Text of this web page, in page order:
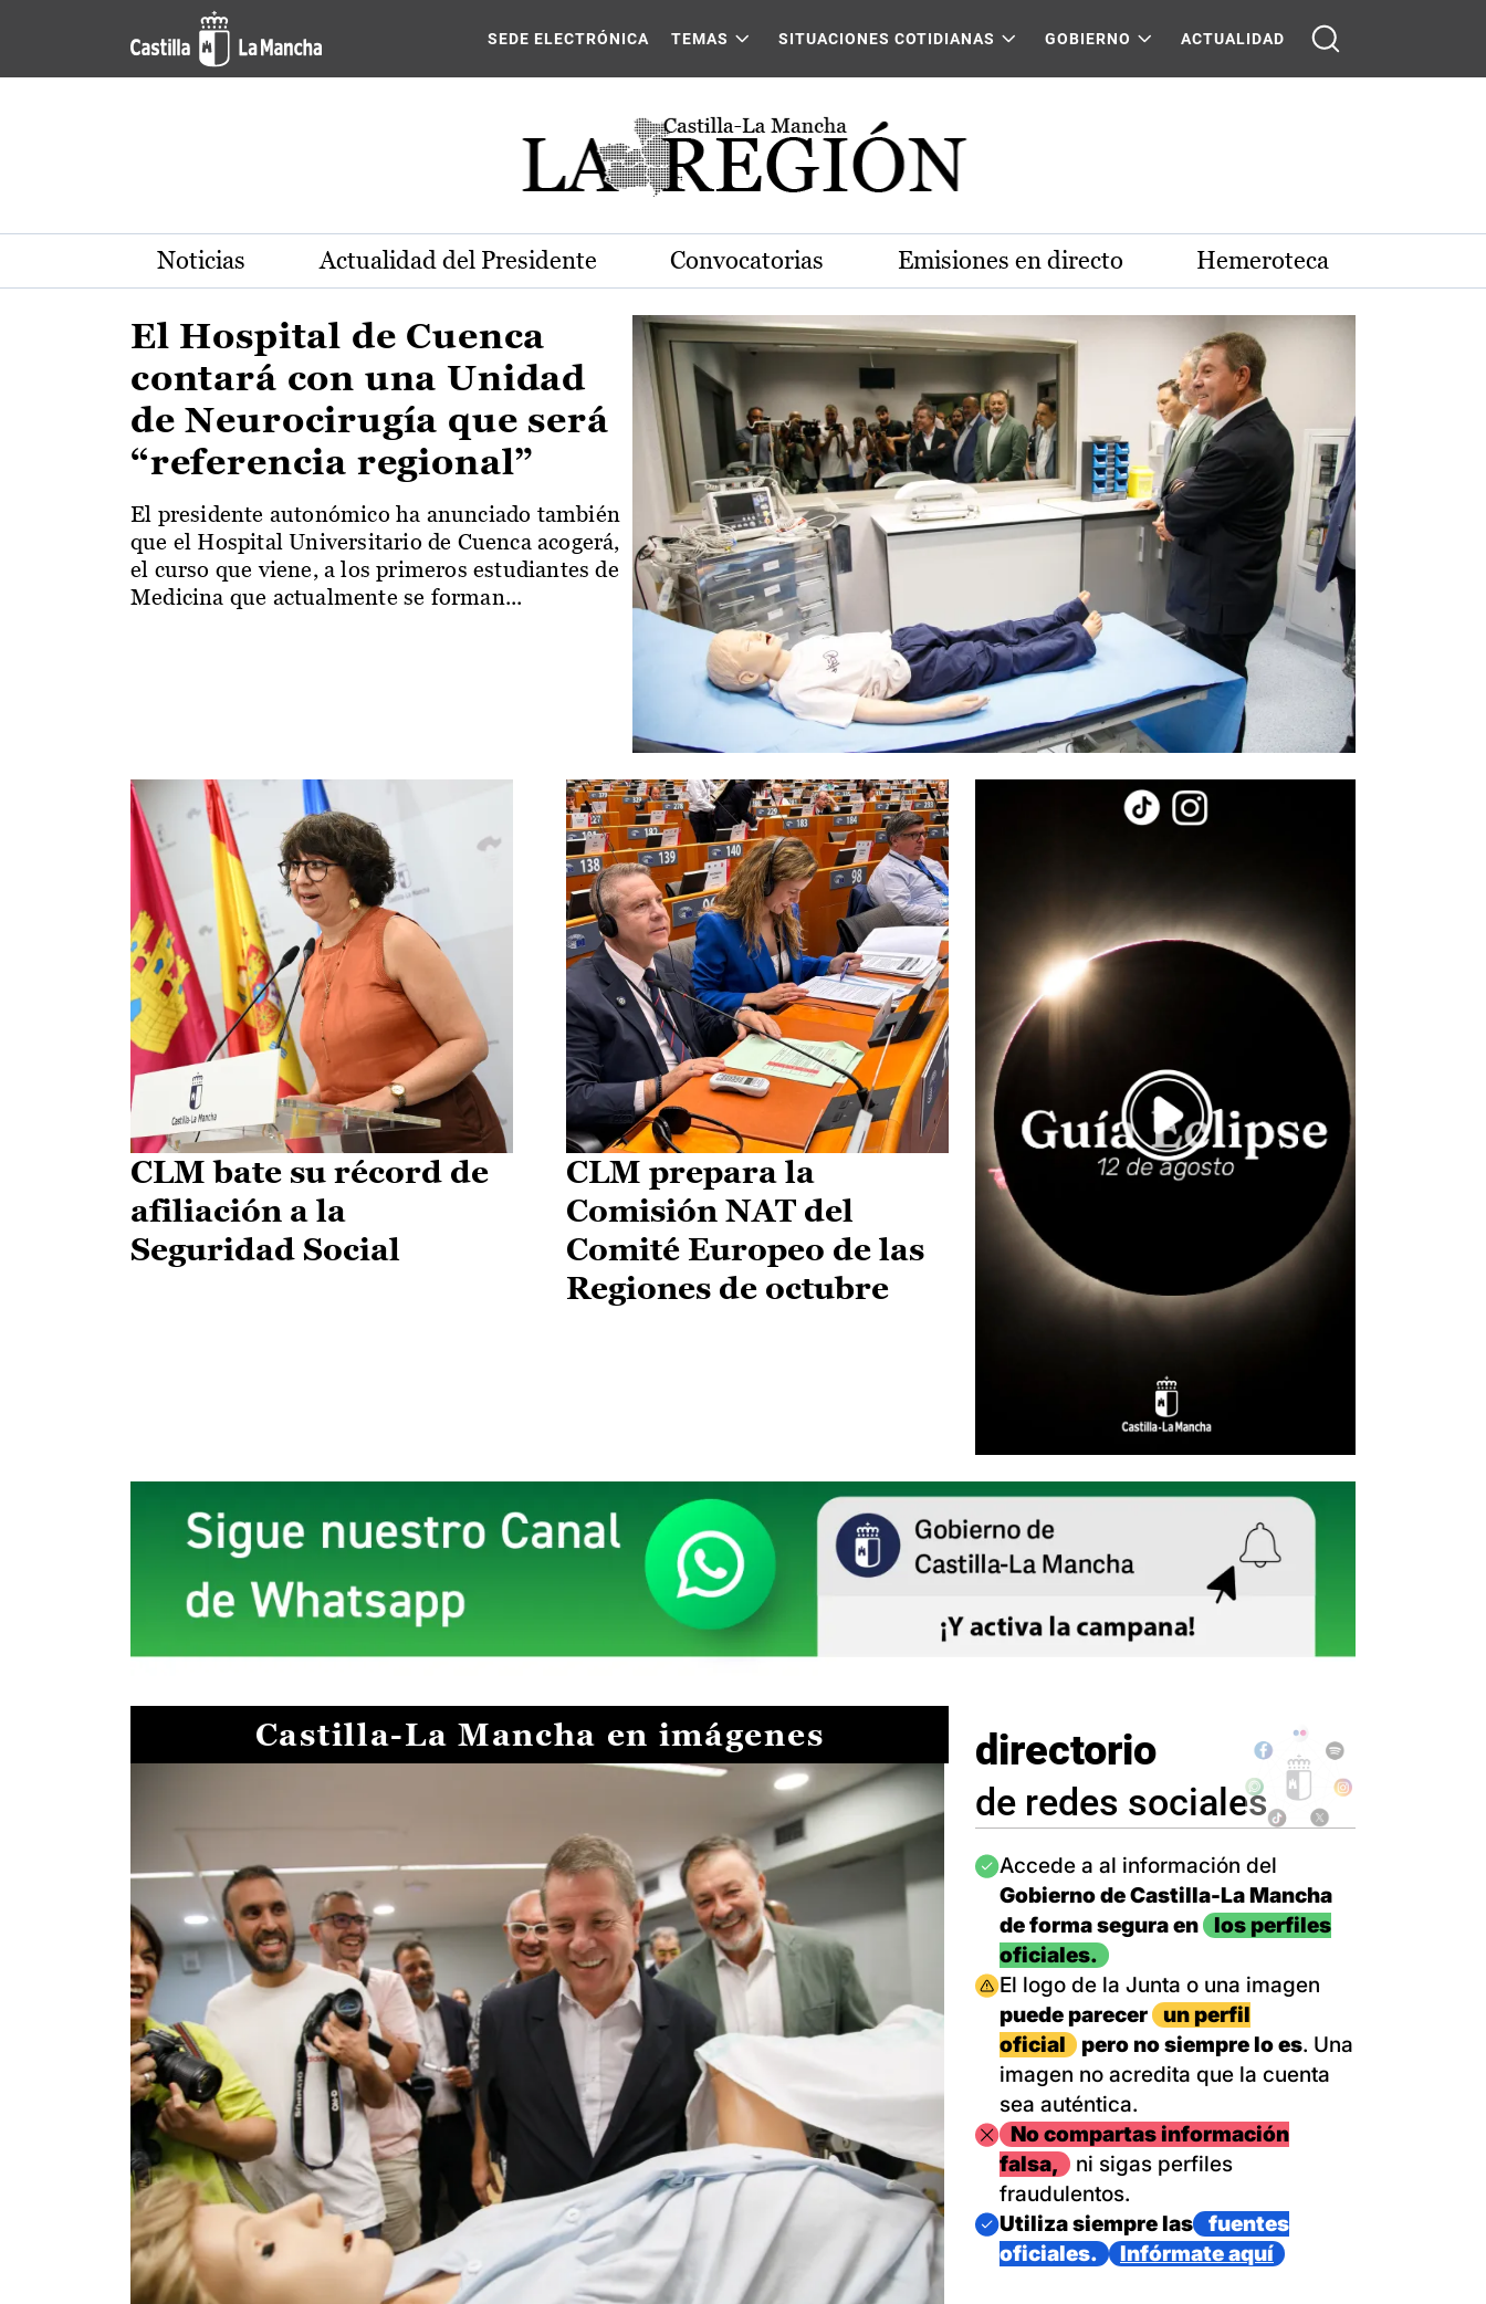
Pasar al contenido principal
Actualidad de la región de Castilla-La Mancha
SEDE ELECTRÓNICA TEMAS SITUACIONES COTIDIANAS GOBIERNO ACTUALIDAD
Noticias Actualidad del Presidente Convocatorias Emisiones en directo Hemeroteca
El Hospital de Cuenca
contará con una Unidad
de Neurocirugía que será
“referencia regional”
El presidente autonómico ha anunciado también
que el Hospital Universitario de Cuenca acogerá,
el curso que viene, a los primeros estudiantes de
Medicina que actualmente se forman...
CLM bate su récord de
afiliación a la
Seguridad Social
CLM prepara la
Comisión NAT del
Comité Europeo de las
Regiones de octubre
Castilla-La Mancha en imágenes directorio
de redes sociales
Imagen
Accede a al información del
Gobierno de Castilla-La Mancha
de forma segura en
los perfiles
oficiales.
Imagen
El logo de la Junta o una imagen
puede parecer
un perfil
oficial
pero no siempre lo es. Una
imagen no acredita que la cuenta
sea auténtica.
ImagenNo compartas información
falsa,
ni sigas perfiles
fraudulentos.
Imagen
Utiliza siempre las
fuentes
oficiales.
Infórmate aquí